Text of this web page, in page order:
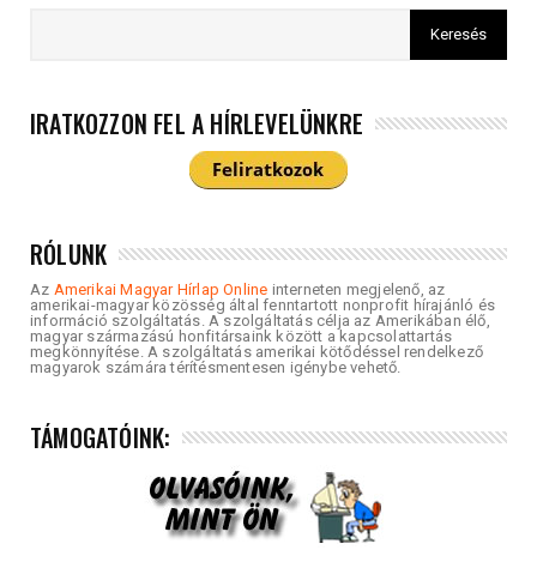
IRATKOZZON FEL A HÍRLEVELÜNKRE
RÓLUNK
Az Amerikai Magyar Hírlap Online interneten megjelenő, az
amerikai-magyar közösség által fenntartott nonprofit hírajánló és
információ szolgáltatás. A szolgáltatás célja az Amerikában élő,
magyar származású honfitársaink között a kapcsolattartás
megkönnyítése. A szolgáltatás amerikai kötődéssel rendelkező
magyarok számára térítésmentesen igénybe vehető.
TÁMOGATÓINK: